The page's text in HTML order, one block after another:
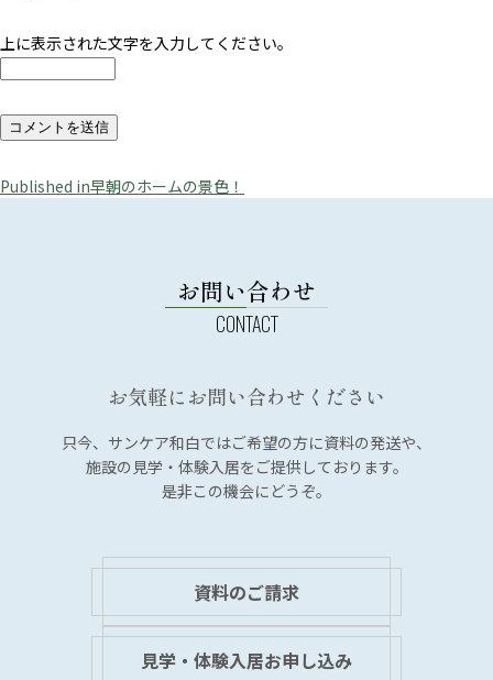
上に表示された文字を入力してください。
投
Published in早朝のホームの景色！
お問い合わせ
お気軽にお問い合わせください
只今、サンケア和白ではご希望の方に資料の発送や、
施設の見学・体験入居をご提供しております。
是非この機会にどうぞ。
資料のご請求
見学・体験入居お申し込み